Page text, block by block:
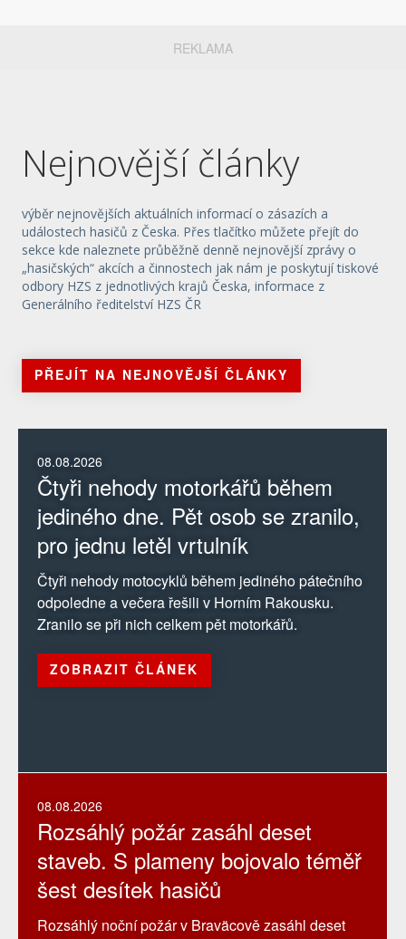
REKLAMA
Nejnovější články
výběr nejnovějších aktuálních informací o zásazích a
událostech hasičů z Česka. Přes tlačítko můžete přejít do
sekce kde naleznete průběžně denně nejnovější zprávy o
„hasičských“ akcích a činnostech jak nám je poskytují tiskové
odbory HZS z jednotlivých krajů Česka, informace z
Generálního ředitelství HZS ČR
PŘEJÍT NA NEJNOVĚJŠÍ ČLÁNKY
08.08.2026
Čtyři nehody motorkářů během
jediného dne. Pět osob se zranilo,
pro jednu letěl vrtulník
Čtyři nehody motocyklů během jediného pátečního
odpoledne a večera řešili v Horním Rakousku.
Zranilo se při nich celkem pět motorkářů.
ZOBRAZIT ČLÁNEK
08.08.2026
Rozsáhlý požár zasáhl deset
staveb. S plameny bojovalo téměř
šest desítek hasičů
Rozsáhlý noční požár v Braväcově zasáhl deset